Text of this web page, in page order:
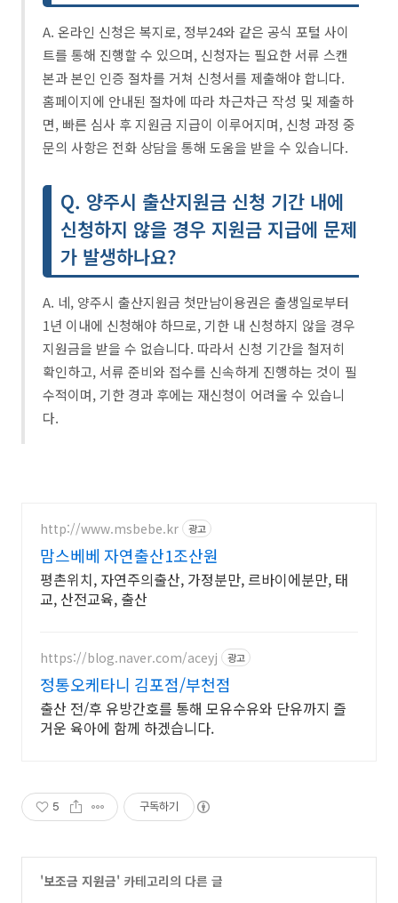
A. 온라인 신청은 복지로, 정부24와 같은 공식 포털 사이
트를 통해 진행할 수 있으며, 신청자는 필요한 서류 스캔
본과 본인 인증 절차를 거쳐 신청서를 제출해야 합니다.
홈페이지에 안내된 절차에 따라 차근차근 작성 및 제출하
면, 빠른 심사 후 지원금 지급이 이루어지며, 신청 과정 중
문의 사항은 전화 상담을 통해 도움을 받을 수 있습니다.
Q. 양주시 출산지원금 신청 기간 내에
신청하지 않을 경우 지원금 지급에 문제
가 발생하나요?
A. 네, 양주시 출산지원금 첫만남이용권은 출생일로부터
1년 이내에 신청해야 하므로, 기한 내 신청하지 않을 경우
지원금을 받을 수 없습니다. 따라서 신청 기간을 철저히
확인하고, 서류 준비와 접수를 신속하게 진행하는 것이 필
수적이며, 기한 경과 후에는 재신청이 어려울 수 있습니
다.
http://www.msbebe.kr 광고
맘스베베 자연출산1조산원
평촌위치, 자연주의출산, 가정분만, 르바이에분만, 태
교, 산전교육, 출산
https://blog.naver.com/aceyj 광고
정통오케타니 김포점/부천점
출산 전/후 유방간호를 통해 모유수유와 단유까지 즐
거운 육아에 함께 하겠습니다.
5 구독하기
'보조금 지원금' 카테고리의 다른 글